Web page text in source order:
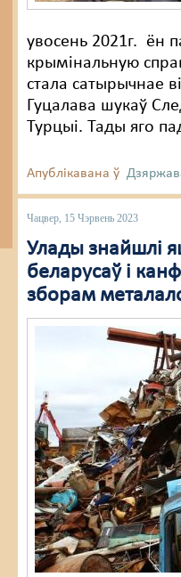
увосень 2021г. ён
крымінальную
стала сатырычнае
Гуцалава шукаў
Турцыі. Тады яго
Апублікавана ў
Чацвер, 15 Чэрвень 2023
Улады знайшлі
беларусаў і
зборам